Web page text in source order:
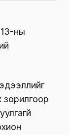
ны
зорилгоор